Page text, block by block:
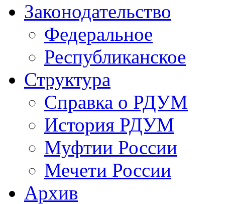
Законодательство
Федеральное
Республиканское
Структура
Справка о РДУМ
История РДУМ
Муфтии России
Мечети России
Архив